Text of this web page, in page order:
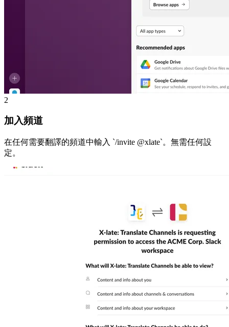
2
加入頻道
在任何需要翻譯的頻道中輸入 `/invite @xlate`。無需任何設
定。